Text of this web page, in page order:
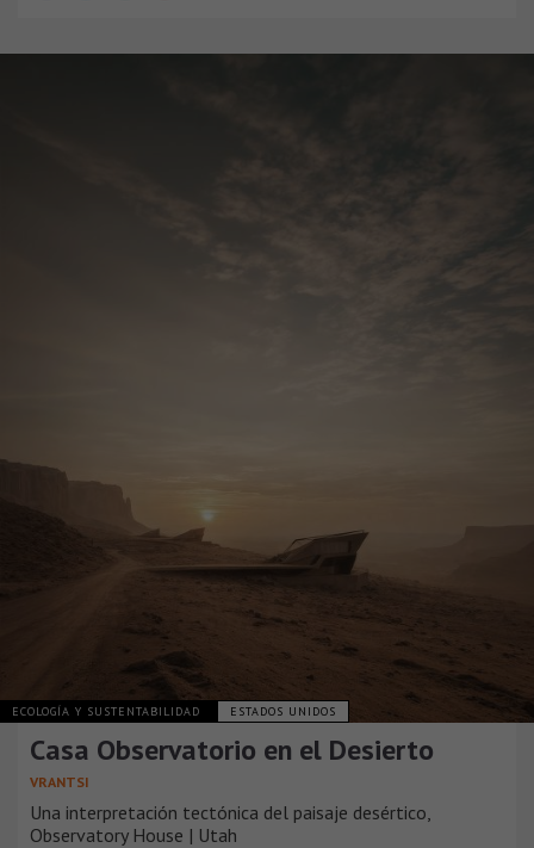
ECOLOGÍA Y SUSTENTABILIDAD ESTADOS UNIDOS
Casa Observatorio en el Desierto
VRANTSI
Una interpretación tectónica del paisaje desértico,
Observatory House | Utah